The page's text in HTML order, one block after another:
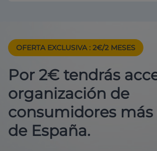
OFERTA EXCLUSIVA : 2€/2 MESES
Por 2€ tendrás
organización de
consumidores
de España.